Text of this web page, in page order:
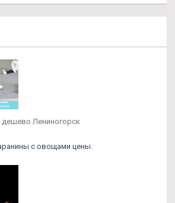
дешево Лениногорск
с овощами цены.